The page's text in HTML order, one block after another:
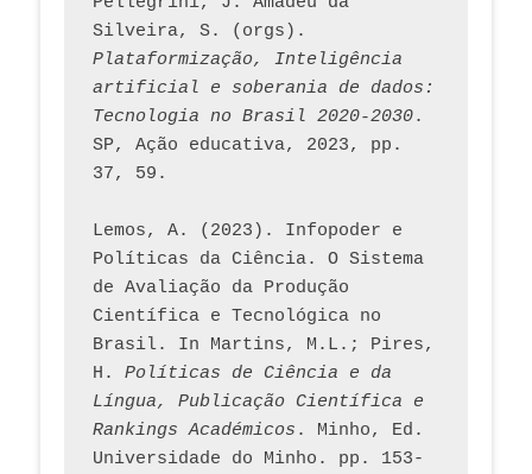
Plataformização, Inteligência
artificial e soberania de dados:
Tecnologia no Brasil 2020-2030.
SP, Ação educativa, 2023, pp.
37, 59.
Lemos, A. (2023). Infopoder e
Políticas da Ciência. O Sistema
de Avaliação da Produção
Científica e Tecnológica no
Brasil. In Martins, M.L.; Pires,
H. Políticas de Ciência e da
Língua, Publicação Científica e
Rankings Académicos . Minho, Ed.
Universidade do Minho. pp. 153-